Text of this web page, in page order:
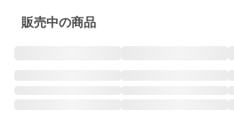
販売中の商品